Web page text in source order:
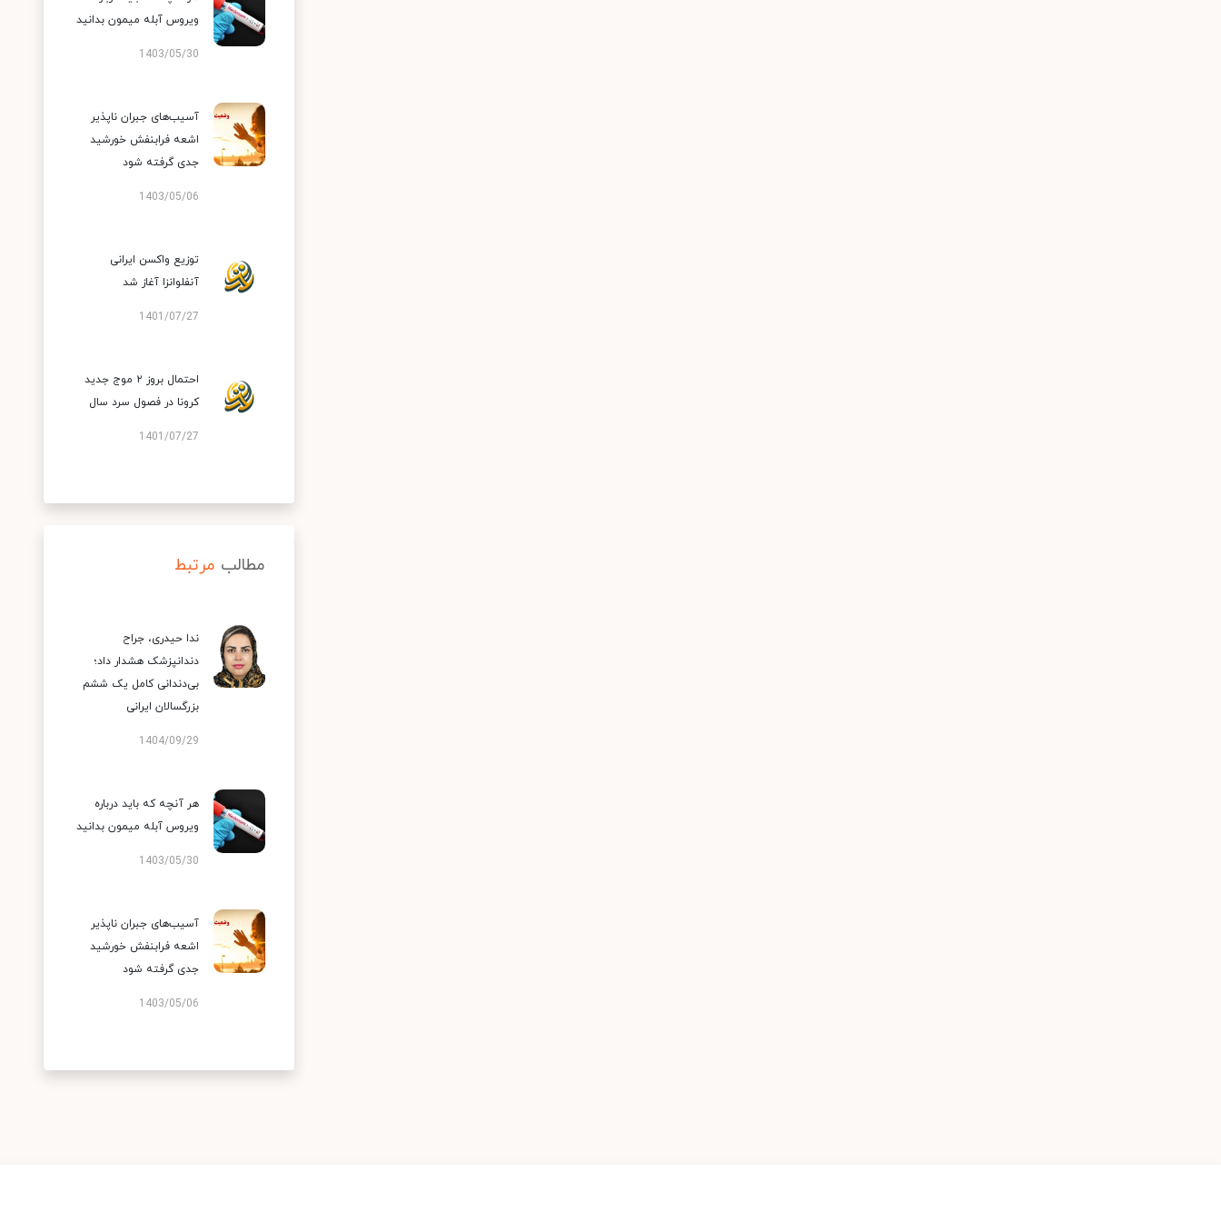
ویروس آبله میمون بدانید
1403/05/30
آسیب‌های جبران ناپذیر
اشعه فرابنفش خورشید
جدی گرفته شود
1403/05/06
توزیع واکسن ایرانی
آنفلوانزا آغاز شد
1401/07/27
احتمال بروز ۲ موج جدید
کرونا در فصول سرد سال
1401/07/27
مطالب مرتبط
ندا حیدری، جراح
دندانپزشک هشدار داد؛
بی‌دندانی کامل یک ششم
بزرگسالان ایرانی
1404/09/29
هر آنچه که باید درباره
ویروس آبله میمون بدانید
1403/05/30
آسیب‌های جبران ناپذیر
اشعه فرابنفش خورشید
جدی گرفته شود
1403/05/06